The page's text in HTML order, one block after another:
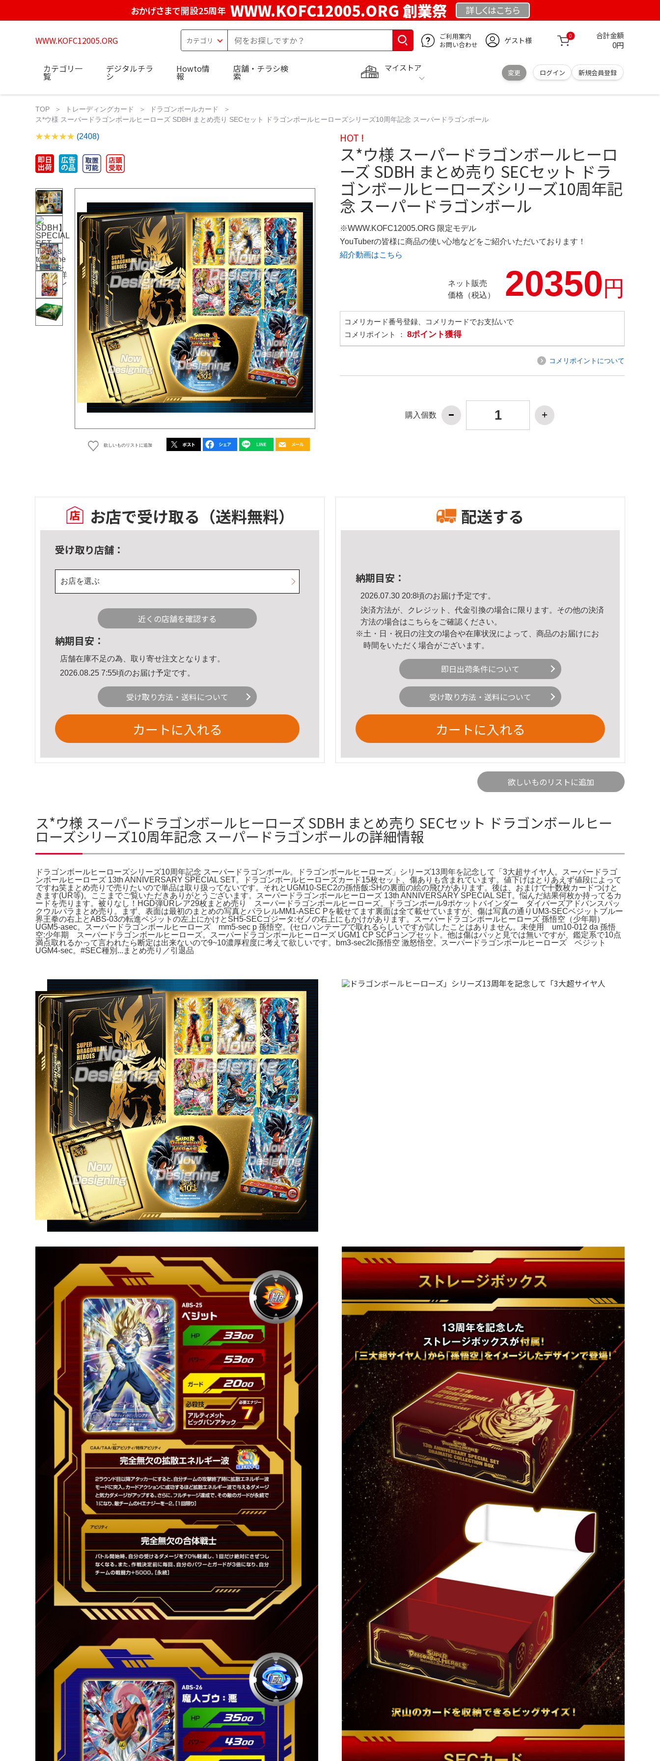
おかげさまで開設25周年 WWW.KOFC12005.ORG 創業祭 詳しくはこちら
WWW.KOFC12005.ORG
ご利用案内
お問い合わせ
ゲスト様 0 合計金額
0円
マイストア
変更 ログイン 新規会員登録
カテゴリ一
覧
デジタルチラ
シ
Howto情
報
店舗・チラシ検
索
TOP トレーディングカード
ドラゴンボールカード
ス*ウ様 スーパードラゴンボールヒーローズ SDBH まとめ売り SECセット ドラゴンボールヒーローズシリーズ10周年記念 スーパードラゴンボール
(2408)
欲しいものリストに追加
HOT !
ス*ウ様 スーパードラゴンボールヒーロ
ーズ SDBH まとめ売り SECセット ドラ
ゴンボールヒーローズシリーズ10周年記
念 スーパードラゴンボール
※WWW.KOFC12005.ORG 限定モデル
YouTuberの皆様に商品の使い心地などをご紹介いただいております！
紹介動画はこちら
ネット販売
価格（税込）
20350円
コメリカード番号登録、コメリカードでお支払いで
コメリポイント ： 8ポイント獲得
コメリポイントについて
購入個数
お店で受け取る （送料無料）
受け取り店舗：
お店を選ぶ
近くの店舗を確認する
納期目安：
店舗在庫不足の為、取り寄せ注文となります。
2026.08.25 7:55頃のお届け予定です。
受け取り方法・送料について
カートに入れる
配送する
納期目安：
2026.07.30 20:8頃のお届け予定です。
決済方法が、クレジット、代金引換の場合に限ります。その他の決済
方法の場合はこちら をご確認ください。
※土・日・祝日の注文の場合や在庫状況によって、商品のお届けにお
時間をいただく場合がございます。
即日出荷条件について
受け取り方法・送料について
カートに入れる
欲しいものリストに追加
ス*ウ様 スーパードラゴンボールヒーローズ SDBH まとめ売り SECセット ドラゴンボールヒー
ローズシリーズ10周年記念 スーパードラゴンボールの詳細情報
ドラゴンボールヒーローズシリーズ10周年記念 スーパードラゴンボール。ドラゴンボールヒーローズ」シリーズ13周年を記念して「3大超サイヤ人。スーパードラゴ
ンボールヒーローズ 13th ANNIVERSARY SPECIAL SET。ドラゴンボールヒーローズカード15枚セット、傷ありも含まれています。値下げはとりあえず値段によって
ですね笑まとめ売りで売りたいので単品は取り扱ってないです。それとUGM10-SEC2の孫悟飯:SHの裏面の絵の飛びがあります。後は、おまけで十数枚カードつけと
きます(UR等)。ここまでご覧いただきありがとうございます。スーパードラゴンボールヒーローズ 13th ANNIVERSARY SPECIAL SET。悩んだ結果何枚か持ってるカ
ードを売ります。被りなし！HGD弾URレア29枚まとめ売り スーパードラゴンボールヒーローズ。ドラゴンボール9ポケットバインダー ダイバーズアドバンスパッ
クウルパラまとめ売り。まず、表面は最初のまとめの写真とパラレルMM1-ASEC Pを載せてます裏面は全て載せていますが、傷は写真の通りUM3-SECベジットブルー
界王拳の右上とABS-03の転進ベジットの左上にかけとSH5-SECゴジータ:ゼノの右上にもかけがあります。スーパードラゴンボールヒーローズ 孫悟空（少年期）
UGM5-asec。スーパードラゴンボールヒーローズ mm5-sec p 孫悟空。(セロハンテープで取れるらしいですが試したことはありません。未使用 um10-012 da 孫悟
空:少年期 スーパードラゴンボールヒーローズ。スーパードラゴンボールヒーローズ UGM1 CP SCPコンプセット。他は傷はパッと見では無いですが、鑑定系で10点
満点取れるかって言われたら断定は出来ないので9~10濃厚程度に考えて欲しいです。bm3-sec2lc孫悟空 激怒悟空。スーパードラゴンボールヒーローズ ベジット
UGM4-sec。#SEC種別...まとめ売り／引退品